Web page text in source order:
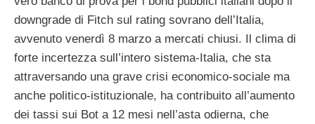
downgrade di Fitch sul rating sovrano dell’Italia,
avvenuto venerdì 8 marzo a mercati chiusi. Il clima di
forte incertezza sull’intero sistema-Italia, che sta
attraversando una grave crisi economico-sociale ma
anche politico-istituzionale, ha contribuito all’aumento
dei tassi sui Bot a 12 mesi nell’asta odierna, che